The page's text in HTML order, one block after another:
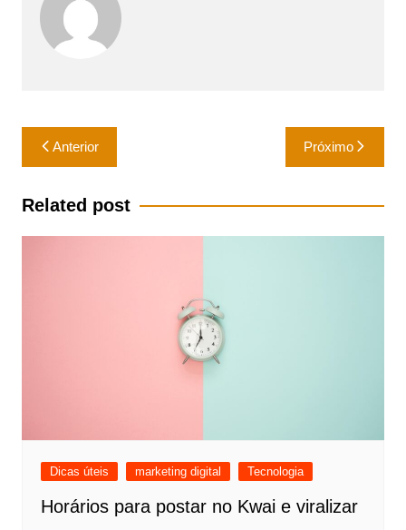
Navegação
de
Post
Anterior Próximo
Related post
Dicas úteis marketing digital Tecnologia
Horários para postar no Kwai e viralizar